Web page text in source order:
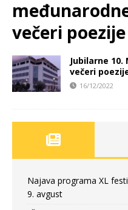
večeri poezije
Jubilarne
večeri
16/12/2022
Najava programa XL
9. avgust